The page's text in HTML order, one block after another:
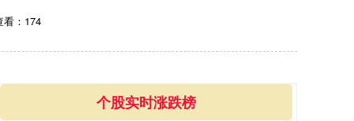
看：174
个股实时涨跌榜